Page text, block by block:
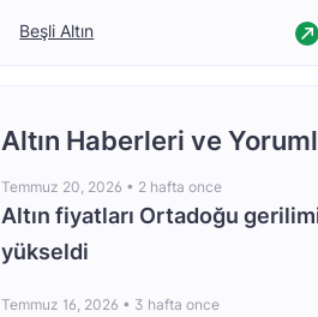
Beşli Altın
Altın Haberleri ve
Temmuz 20, 2026 • 2 hafta once
Altın fiyatları Ortadoğu
yükseldi
Temmuz 16, 2026 • 3 hafta once